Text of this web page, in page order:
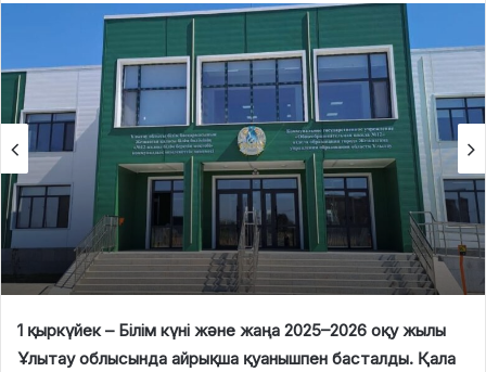
1 қыркүйек – Білім күні және жаңа 2025–2026 оқу жылы
Ұлытау облысында айрықша қуанышпен басталды. Қала